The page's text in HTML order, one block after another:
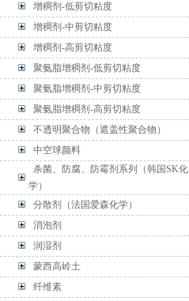
增稠剂-低剪切粘度
增稠剂-中剪切粘度
增稠剂-高剪切粘度
聚氨脂增稠剂-低剪切粘度
聚氨脂增稠剂-中剪切粘度
聚氨脂增稠剂-高剪切粘度
不透明聚合物（遮盖性聚合物）
中空球颜料
杀菌、防腐、防霉剂系列（韩国SK化
学）
分散剂（法国爱森化学）
消泡剂
润湿剂
蒙西高岭土
纤维素